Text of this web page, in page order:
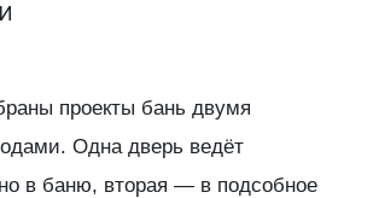
проекты бань двумя
Одна дверь ведёт
в баню, вторая — в подсобное